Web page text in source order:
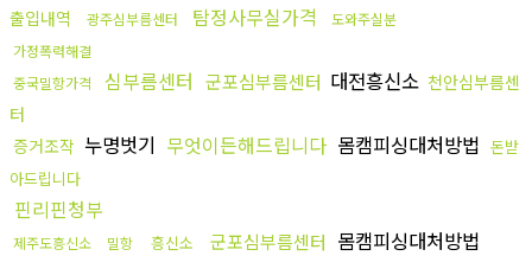
출입내역
광주심부름센터 탐정사무실가격
도와주실분
가정폭력해결
중국밀항가격
심부름센터 군포심부름센터 대전흥신소 천안심부름센
터
증거조작 누명벗기 무엇이든해드립니다 몸캠피싱대처방법 돈받
아드립니다
핀리핀청부
제주도흥신소 밀항 흥신소 군포심부름센터 몸캠피싱대처방법